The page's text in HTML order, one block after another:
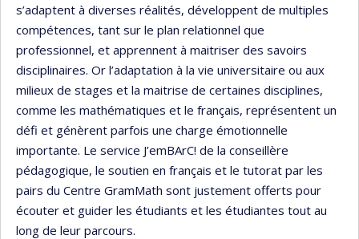
s’adaptent à diverses réalités, développent de multiples
compétences, tant sur le plan relationnel que
professionnel, et apprennent à maitriser des savoirs
disciplinaires. Or l’adaptation à la vie universitaire ou aux
milieux de stages et la maitrise de certaines disciplines,
comme les mathématiques et le français, représentent un
défi et génèrent parfois une charge émotionnelle
importante. Le service J’emBArC! de la conseillère
pédagogique, le soutien en français et le tutorat par les
pairs du Centre GramMath sont justement offerts pour
écouter et guider les étudiants et les étudiantes tout au
long de leur parcours.